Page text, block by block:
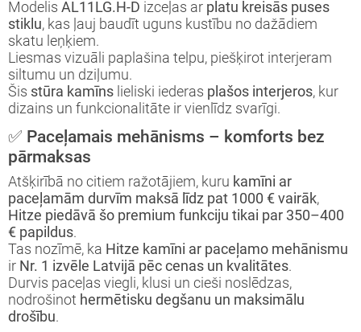
Modelis AL11LG.H-D izceļas ar platu kreisās puses
stiklu, kas ļauj baudīt uguns kustību no dažādiem
skatu leņķiem.
Liesmas vizuāli paplašina telpu, piešķirot interjeram
siltumu un dziļumu.
Šis stūra kamīns lieliski iederas plašos interjeros, kur
dizains un funkcionalitāte ir vienlīdz svarīgi.
✅ Paceļamais mehānisms – komforts bez
pārmaksas
Atšķirībā no citiem ražotājiem, kuru kamīni ar
paceļamām durvīm maksā līdz pat 1000 € vairāk,
Hitze piedāvā šo premium funkciju tikai par 350–400
€ papildus.
Tas nozīmē, ka Hitze kamīni ar paceļamo mehānismu
ir Nr. 1 izvēle Latvijā pēc cenas un kvalitātes.
Durvis paceļas viegli, klusi un cieši noslēdzas,
nodrošinot hermētisku degšanu un maksimālu
drošību.